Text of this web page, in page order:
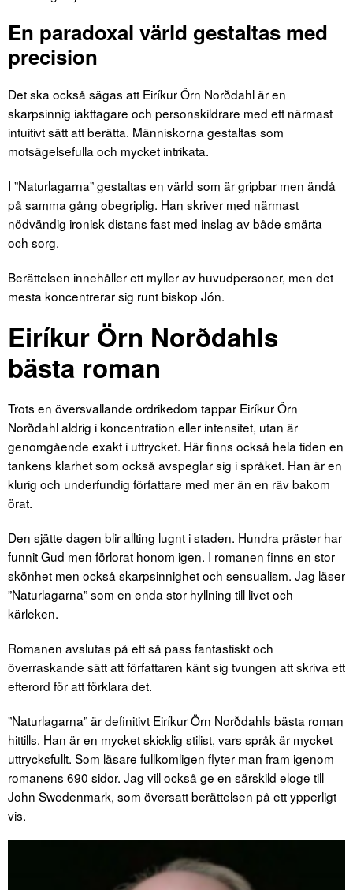
En paradoxal värld gestaltas med
precision
Det ska också sägas att Eiríkur Örn Norðdahl är en
skarpsinnig iakttagare och personskildrare med ett närmast
intuitivt sätt att berätta. Människorna gestaltas som
motsägelsefulla och mycket intrikata.
I ”Naturlagarna” gestaltas en värld som är gripbar men ändå
på samma gång obegriplig. Han skriver med närmast
nödvändig ironisk distans fast med inslag av både smärta
och sorg.
Berättelsen innehåller ett myller av huvudpersoner, men det
mesta koncentrerar sig runt biskop Jón.
Eiríkur Örn Norðdahls
bästa roman
Trots en översvallande ordrikedom tappar Eiríkur Örn
Norðdahl aldrig i koncentration eller intensitet, utan är
genomgående exakt i uttrycket. Här finns också hela tiden en
tankens klarhet som också avspeglar sig i språket. Han är en
klurig och underfundig författare med mer än en räv bakom
örat.
Den sjätte dagen blir allting lugnt i staden. Hundra präster har
funnit Gud men förlorat honom igen. I romanen finns en stor
skönhet men också skarpsinnighet och sensualism. Jag läser
”Naturlagarna” som en enda stor hyllning till livet och
kärleken.
Romanen avslutas på ett så pass fantastiskt och
överraskande sätt att författaren känt sig tvungen att skriva ett
efterord för att förklara det.
”Naturlagarna” är definitivt Eiríkur Örn Norðdahls bästa roman
hittills. Han är en mycket skicklig stilist, vars språk är mycket
uttrycksfullt. Som läsare fullkomligen flyter man fram igenom
romanens 690 sidor. Jag vill också ge en särskild eloge till
John Swedenmark, som översatt berättelsen på ett ypperligt
vis.